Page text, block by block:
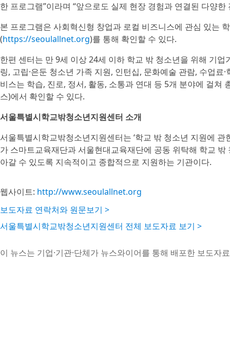
한 프로그램”이라며 “앞으로도 실제 현장 경험과 연결된 다양
본 프로그램은 사회혁신형 창업과 로컬 비즈니스에 관심 있는
(https://seoulallnet.org)를 통해 확인할 수 있다.
한편 센터는 만 9세 이상 24세 이하 학교 밖 청소년을 위해 기
링, 고립·은둔 청소년 가족 지원, 인턴십, 문화예술 관람, 수업
비스는 학습, 진로, 정서, 활동, 소통과 연대 등 5개 분야에 걸
스)에서 확인할 수 있다.
서울특별시학교밖청소년지원센터 소개
서울특별시학교밖청소년지원센터는 ‘학교 밖 청소년 지원에
가 스마트교육재단과 서울현대교육재단에 공동 위탁해 학교
아갈 수 있도록 지속적이고 종합적으로 지원하는 기관이다.
웹사이트: http://www.seoulallnet.org
보도자료 연락처와 원문보기 >
서울특별시학교밖청소년지원센터 전체 보도자료 보기 >
이 뉴스는 기업·기관·단체가 뉴스와이어를 통해 배포한 보도자